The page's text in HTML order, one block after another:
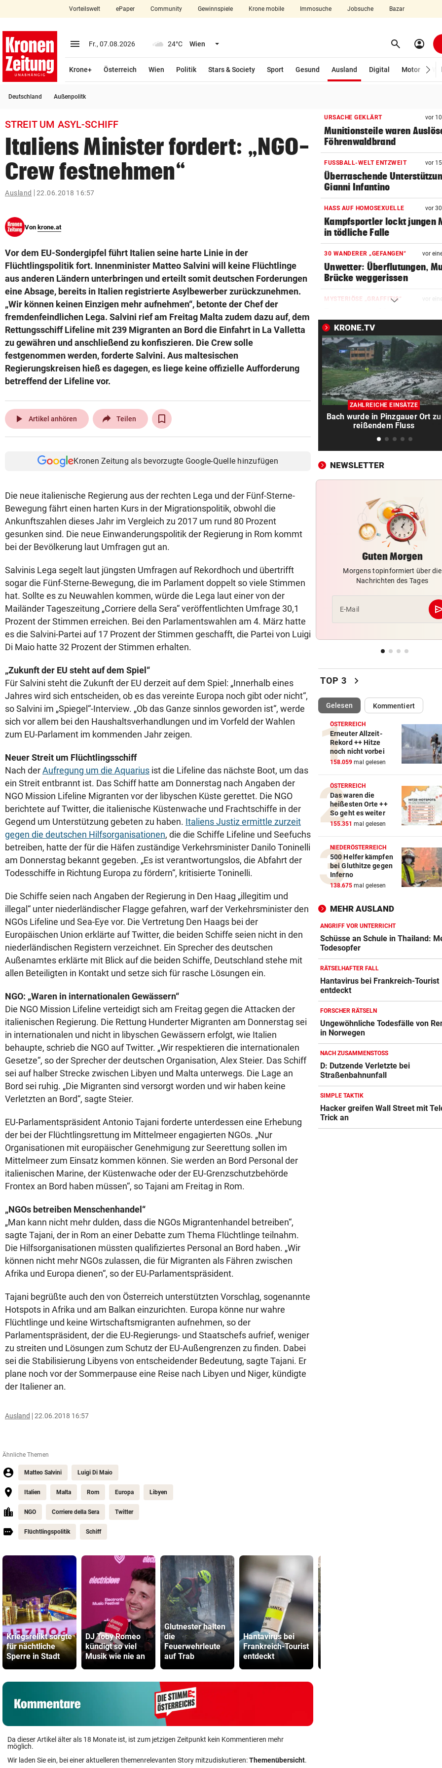
closeSchließen
account_circle Anmelden
arrow_right
search
Suchbegriff
eingeben
© Krone Multimedia GmbH & Co KG 2026
Vorteilswelt ePaper Community Gewinnspiele Krone mobile Immosuche Jobsuche Bazar
menu Menü aufklappen
Fr., 07.08.2026 24°C Wien Menü aufklappen search Suchen
account_circle
Krone+ Österreich Wien Politik Stars & Society Sport Gesund Ausland
Digital
Motor
Deutschland Außenpolitk
STREIT UM ASYL-SCHIFF
Italiens Minister fordert: „NGO-
Crew festnehmen“
Ausland 22.06.2018 16:57
Von krone.at
Vor dem EU-Sondergipfel führt Italien seine harte Linie in der
Flüchtlingspolitik fort. Innenminister Matteo Salvini will keine Flüchtlinge
aus anderen Ländern unterbringen und erteilt somit deutschen Forderungen
eine Absage, bereits in Italien registrierte Asylbewerber zurückzunehmen.
„Wir können keinen Einzigen mehr aufnehmen“, betonte der Chef der
fremdenfeindlichen Lega. Salvini rief am Freitag Malta zudem dazu auf, dem
Rettungsschiff Lifeline mit 239 Migranten an Bord die Einfahrt in La Valletta
zu gewähren und anschließend zu konfiszieren. Die Crew solle
festgenommen werden, forderte Salvini. Aus maltesischen
Regierungskreisen hieß es dagegen, es liege keine offizielle Aufforderung
betreffend der Lifeline vor.
play_arrow Artikel anhören Teilen
Kronen Zeitung als bevorzugte Google-Quelle hinzufügen
Die neue italienische Regierung aus der rechten Lega und der Fünf-Sterne-
Bewegung fährt einen harten Kurs in der Migrationspolitik, obwohl die
Ankunftszahlen dieses Jahr im Vergleich zu 2017 um rund 80 Prozent
gesunken sind. Die neue Einwanderungspolitik der Regierung in Rom kommt
bei der Bevölkerung laut Umfragen gut an.
Salvinis Lega segelt laut jüngsten Umfragen auf Rekordhoch und übertrifft
sogar die Fünf-Sterne-Bewegung, die im Parlament doppelt so viele Stimmen
hat. Sollte es zu Neuwahlen kommen, würde die Lega laut einer von der
Mailänder Tageszeitung „Corriere della Sera“ veröffentlichten Umfrage 30,1
Prozent der Stimmen erreichen. Bei den Parlamentswahlen am 4. März hatte
es die Salvini-Partei auf 17 Prozent der Stimmen geschafft, die Partei von Luigi
Di Maio hatte 32 Prozent der Stimmen erhalten.
„Zukunft der EU steht auf dem Spiel“
Für Salvini steht die Zukunft der EU derzeit auf dem Spiel: „Innerhalb eines
Jahres wird sich entscheiden, ob es das vereinte Europa noch gibt oder nicht“,
so Salvini im „Spiegel“-Interview. „Ob das Ganze sinnlos geworden ist“, werde
sich vor allem bei den Haushaltsverhandlungen und im Vorfeld der Wahlen
zum EU-Parlament im kommenden Jahr zeigen.
Neuer Streit um Flüchtlingsschiff
Nach derAufregung um die Aquarius ist die Lifeline das nächste Boot, um das
ein Streit entbrannt ist. Das Schiff hatte am Donnerstag nach Angaben der
NGO Mission Lifeline Migranten vor der libyschen Küste gerettet. Die NGO
berichtete auf Twitter, die italienische Küstenwache und Frachtschiffe in der
Gegend um Unterstützung gebeten zu haben. Italiens Justiz ermittle zurzeit
gegen die deutschen Hilfsorganisationen, die die Schiffe Lifeline und Seefuchs
betreiben, hatte der für die Häfen zuständige Verkehrsminister Danilo Toninelli
am Donnerstag bekannt gegeben. „Es ist verantwortungslos, die Abfahrt der
Todesschiffe in Richtung Europa zu fördern“, kritisierte Toninelli.
Die Schiffe seien nach Angaben der Regierung in Den Haag „illegitim und
illegal“ unter niederländischer Flagge gefahren, warf der Verkehrsminister den
NGOs Lifeline und Sea-Eye vor. Die Vertretung Den Haags bei der
Europäischen Union erklärte auf Twitter, die beiden Schiffe seien nicht in den
niederländischen Registern verzeichnet. Ein Sprecher des deutschen
Außenamtes erklärte mit Blick auf die beiden Schiffe, Deutschland stehe mit
allen Beteiligten in Kontakt und setze sich für rasche Lösungen ein.
NGO: „Waren in internationalen Gewässern“
Die NGO Mission Lifeline verteidigt sich am Freitag gegen die Attacken der
italienischen Regierung. Die Rettung Hunderter Migranten am Donnerstag sei
in internationalen und nicht in libyschen Gewässern erfolgt, wie Italien
behaupte, schrieb die NGO auf Twitter. „Wir respektieren die internationalen
Gesetze“, so der Sprecher der deutschen Organisation, Alex Steier. Das Schiff
sei auf halber Strecke zwischen Libyen und Malta unterwegs. Die Lage an
Bord sei ruhig. „Die Migranten sind versorgt worden und wir haben keine
Verletzten an Bord“, sagte Steier.
EU-Parlamentspräsident Antonio Tajani forderte unterdessen eine Erhebung
der bei der Flüchtlingsrettung im Mittelmeer engagierten NGOs. „Nur
Organisationen mit europäischer Genehmigung zur Seerettung sollen im
Mittelmeer zum Einsatz kommen können. Sie werden an Bord Personal der
italienischen Marine, der Küstenwache oder der EU-Grenzschutzbehörde
Frontex an Bord haben müssen“, so Tajani am Freitag in Rom.
„NGOs betreiben Menschenhandel“
„Man kann nicht mehr dulden, dass die NGOs Migrantenhandel betreiben“,
sagte Tajani, der in Rom an einer Debatte zum Thema Flüchtlinge teilnahm.
Die Hilfsorganisationen müssten qualifiziertes Personal an Bord haben. „Wir
können nicht mehr NGOs zulassen, die für Migranten als Fähren zwischen
Afrika und Europa dienen“, so der EU-Parlamentspräsident.
Tajani begrüßte auch den von Österreich unterstützten Vorschlag, sogenannte
Hotspots in Afrika und am Balkan einzurichten. Europa könne nur wahre
Flüchtlinge und keine Wirtschaftsmigranten aufnehmen, so der
Parlamentspräsident, der die EU-Regierungs- und Staatschefs aufrief, weniger
zu streiten und Lösungen zum Schutz der EU-Außengrenzen zu finden. Dabei
sei die Stabilisierung Libyens von entscheidender Bedeutung, sagte Tajani. Er
plane noch vor der Sommerpause eine Reise nach Libyen und Niger, kündigte
der Italiener an.
Ausland 22.06.2018 16:57
Ähnliche Themen
Matteo Salvini Luigi Di Maio
Italien Malta Rom Europa Libyen
NGO Corriere della Sera Twitter
Flüchtlingspolitik Schiff
Kriegsrelikt sorgte
für nächtliche
Sperre in Stadt
DJ Toby Romeo
kündigt so viel
Musik wie nie an
Glutnester halten
die
Feuerwehrleute
auf Trab
Hantavirus bei
Frankreich-Tourist
entdeckt
Da dieser Artikel älter als 18 Monate ist, ist zum jetzigen Zeitpunkt kein Kommentieren mehr
möglich.
Wir laden Sie ein, bei einer aktuelleren themenrelevanten Story mitzudiskutieren:Themenübersicht.
URSACHE GEKLÄRT vor
Munitionsteile waren
Föhrenwaldbrand
FUSSBALL-WELT ENTZWEIT vor
Überraschende
Gianni Infantino
HASS AUF HOMOSEXUELLE vor
Kampfsportler lockt jungen
in tödliche Falle
30 WANDERER „GEFANGEN“ vor
Unwetter: Überflutungen,
Brücke weggerissen
MYSTERIÖSE „GRAFFITIS“ vor
Schmierfink entlarvt
BLÜHENDES GESCHÄFT vor
Immer mehr Trafikanten für
„Gras“-Legalisierung
NACH REGENPAUSE vor
Wer auf die Fortsetzung der
Salzburg-Partie pochte
Syrer bekommen in
nun seltener Asyl
RIVALE GEHT LEER AUS vor
will zu Barcelona!“
OFFENE WORTE ÜBER SOHN vor
Arabella Kiesbauer: „Wir
wir hassen uns“
GROSSEINSATZ NACH FUND vor
Salzburg: Granate sorgte für
nächtliche Sperre
vor
Kinderbetreuung
Schüsse an Schule in
Mehrere Todesopfer
RÄTSELHAFTER FALL
Hantavirus bei Frankreich-
entdeckt
DER SCHNEE GEHT AUS vor
Hitzewelle: Nächstes
Sommerskigebiet schließt
VON HOF VERSCHWUNDEN vor
Vermisstes Kätzchen-
wieder vereint
KLIMA UND KRAFTWERK
Zu wenig Wasser: Kanu-
erhebt Vorwürfe
STRAFTÄTER RASTETE AUS vor
Ansteckung gedroht
GAK-TRAINER BRENNT: vor 2
„Wir wollen unsere Heimserie
ausbauen, egal wie!“
„NIX DAMIT ZU TUN“ vor 2
Tiroler WK-Chefin wegen
Kündigung vor Gericht
KRONE.TV
ZAHLREICHE EINSÄTZE
Bach wurde in Pinzgauer Ort zu
reißendem Fluss
NEWSLETTER
Guten Morgen
Morgens topinformiert über die
Nachrichten des Tages
E-Mail
TOP 3 chevron_right
Gelesen(ausgewählt)Kommentiert
ÖSTERREICH
Erneuter Allzeit-
Rekord ++ Hitze
noch nicht vorbei
158.059 mal gelesen
ÖSTERREICH
Das waren die
heißesten Orte ++
So geht es weiter
155.351 mal gelesen
NIEDERÖSTERREICH
500 Helfer kämpfen
bei Gluthitze gegen
Inferno
138.675 mal gelesen
MEHR AUSLAND
ANGRIFF VOR UNTERRICHT
Schüsse an Schule in Thailand:
Todesopfer
RÄTSELHAFTER FALL
Hantavirus bei Frankreich-Tourist
entdeckt
FORSCHER RÄTSELN
Ungewöhnliche Todesfälle von
in Norwegen
NACH ZUSAMMENSTOSS
D: Dutzende Verletzte bei
Straßenbahnunfall
SIMPLE TAKTIK
Hacker greifen Wall Street mit
Trick an